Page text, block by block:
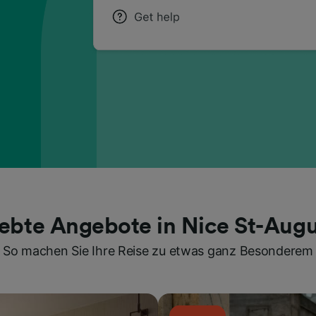
Angebote in Nice St-
So machen Sie Ihre Reise zu etwas ganz Besonderem